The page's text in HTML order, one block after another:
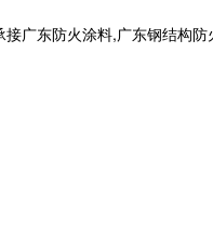
广东防火涂料,广东钢结构